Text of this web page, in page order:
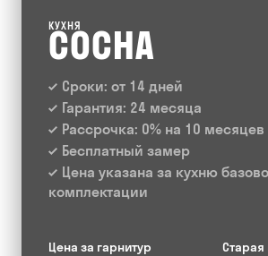
КУХНЯ
СОСНА
Сроки: от 14 дней
Гарантия: 24 месяца
Рассрочка: 0% на 10 месяцев
Бесплатный замер
Цена указана за кухню
комплектации
Цена за гарнитур Старая